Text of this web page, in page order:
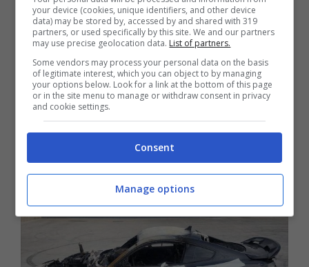
trazione posteriore. La Shelby GT500 non
è solo la Mustang più potente di sempre, è
anche l’auto da strada più potente che
Ford abbia mai costruito. Dobbiamo
davvero dire altro? In verità non
smetteremmo di parlarne.
your device (cookies, unique identifiers, and other device
data) may be stored by, accessed by and shared with 319
partners, or used specifically by this site. We and our partners
may use precise geolocation data. List of partners.
Some vendors may process your personal data on the basis
of legitimate interest, which you can object to by managing
your options below. Look for a link at the bottom of this page
or in the site menu to manage or withdraw consent in privacy
and cookie settings.
Consent
Manage options